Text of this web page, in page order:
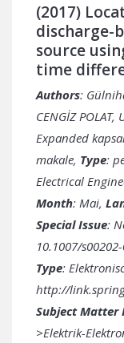
(2017)
discharge-
source
time
Authors:
CENGİZ POLAT,
Expanded
makale, Type:
Electrical
Month: Mai,
Special Issue:
10.1007/
Type:
http://
Subject Matter
>Elektrik-